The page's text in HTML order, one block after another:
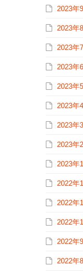
2023年
2023年
2023年
2023年
2023年
2023年
2023年
2023年
2023年
2022年
2022年
2022年
2022年
2022年